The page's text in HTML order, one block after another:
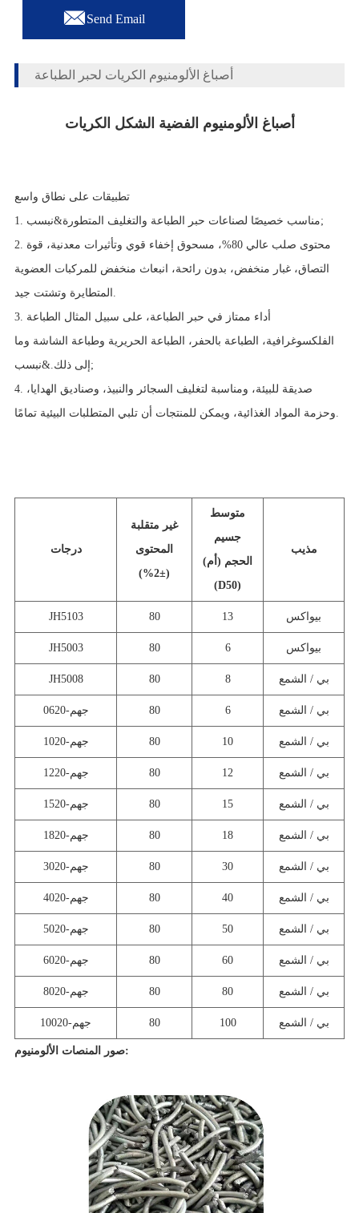
Send Email
أصباغ الألومنيوم الكريات لحبر الطباعة
أصباغ الألومنيوم الفضية الشكل الكريات
تطبيقات على نطاق واسع
1. مناسب خصيصًا لصناعات حبر الطباعة والتغليف المتطورة&نبسب;
2. محتوى صلب عالي 80%، مسحوق إخفاء قوي وتأثيرات معدنية، قوة
التصاق، غبار منخفض، بدون رائحة، انبعاث منخفض للمركبات العضوية
المتطايرة وتشتت جيد.
3. أداء ممتاز في حبر الطباعة، على سبيل المثال الطباعة
الفلكسوغرافية، الطباعة بالحفر، الطباعة الحريرية وطباعة الشاشة وما
إلى ذلك.&نبسب;
4. صديقة للبيئة، ومناسبة لتغليف السجائر والنبيذ، وصناديق الهدايا،
وحزمة المواد الغذائية، ويمكن للمنتجات أن تلبي المتطلبات البيئية تمامًا.
درجات
غير متقلبة
المحتوى
(±2%)
متوسط
جسيم
الحجم (أم)
(D50)
مذيب
JH5103 80 13 بيواكس
JH5003 80 6 بيواكس
JH5008 80 8 بي / الشمع
جهم-0620 80 6 بي / الشمع
جهم-1020 80 10 بي / الشمع
جهم-1220 80 12 بي / الشمع
جهم-1520 80 15 بي / الشمع
جهم-1820 80 18 بي / الشمع
جهم-3020 80 30 بي / الشمع
جهم-4020 80 40 بي / الشمع
جهم-5020 80 50 بي / الشمع
جهم-6020 80 60 بي / الشمع
جهم-8020 80 80 بي / الشمع
جهم-10020 80 100 بي / الشمع
صور المنصات الألومنيوم: